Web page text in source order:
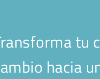
tu
hacia